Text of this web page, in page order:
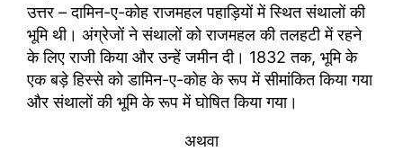
उत्तर – दामिन-ए-कोह राजमहल पहाड़ियों में स्थित संथालों की
भूमि थी। अंग्रेजों ने संथालों को राजमहल की तलहटी में रहने
के लिए राजी किया और उन्हें जमीन दी। 1832 तक, भूमि के
एक बड़े हिस्से को डामिन-ए-कोह के रूप में सीमांकित किया गया
और संथालों की भूमि के रूप में घोषित किया गया।
अथवा